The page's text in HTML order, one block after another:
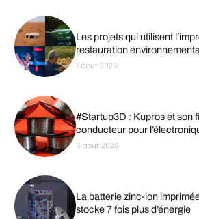
Les projets qui utilisent
restauration
7 août 2026
#Startup3D : Kupros et son
conducteur pour
6 août 2026
La batterie zinc-ion
stocke 7 fois plus d’énergie